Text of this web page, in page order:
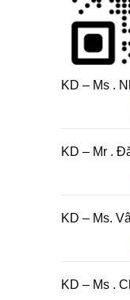
KD – Ms .
KD – Mr .
KD – Ms.
KD – Ms .